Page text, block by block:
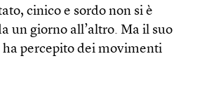
cinico e sordo non si è
un giorno all’altro. Ma il suo
ha percepito dei movimenti